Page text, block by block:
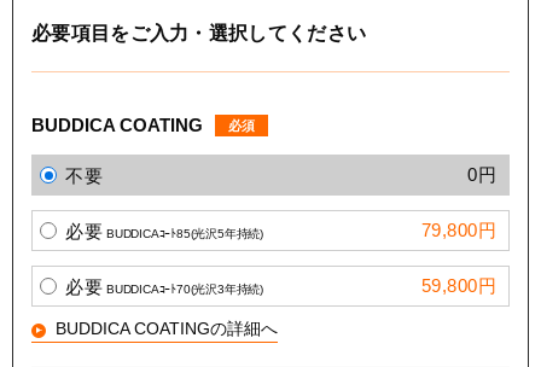
必要項目をご入力・選択してください
BUDDICA COATING 必須
不要 0円
必要 BUDDICAｺｰﾄ85(光沢5年持続) 79,800円
必要 BUDDICAｺｰﾄ70(光沢3年持続) 59,800円
BUDDICA COATINGの詳細へ